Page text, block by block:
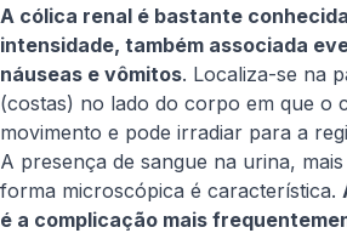
A cólica renal é bastante
intensidade, também associada
náuseas e vômitos. Localiza-se na
(costas) no lado do corpo em que o
movimento e pode irradiar para a
A presença de sangue na urina,
forma microscópica é característica.
é a complicação mais